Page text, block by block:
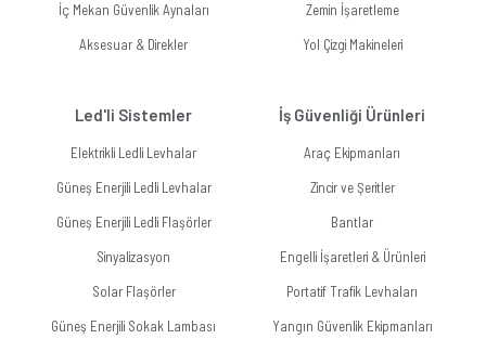
İç Mekan Güvenlik Aynaları
Aksesuar & Direkler
Led'li Sistemler
Elektrikli Ledli Levhalar
Güneş Enerjili Ledli Levhalar
Güneş Enerjili Ledli Flaşörler
Sinyalizasyon
Solar Flaşörler
Güneş Enerjili Sokak Lambası
Zemin İşaretleme
Yol Çizgi Makineleri
İş Güvenliği Ürünleri
Araç Ekipmanları
Zincir ve Şeritler
Bantlar
Engelli İşaretleri & Ürünleri
Portatif Trafik Levhaları
Yangın Güvenlik Ekipmanları